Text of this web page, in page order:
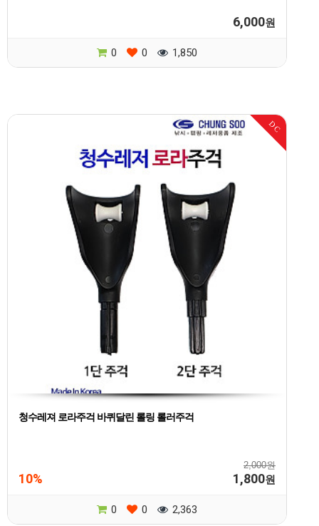
6,000원
0 0 1,850
DC
청수레져 로라주걱 바퀴달린 롤링 롤러주걱
2,000원
10% 1,800원
0 0 2,363